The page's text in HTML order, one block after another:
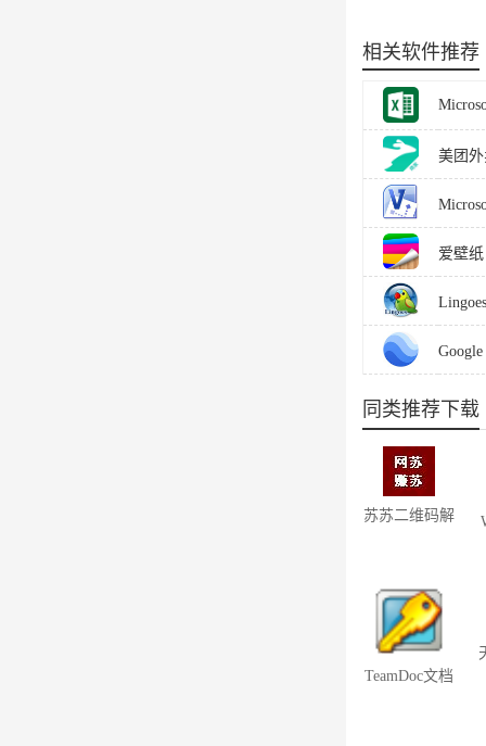
相关软件推荐
美团
爱壁
同类推荐下载
苏苏二维码解
TeamDoc文档